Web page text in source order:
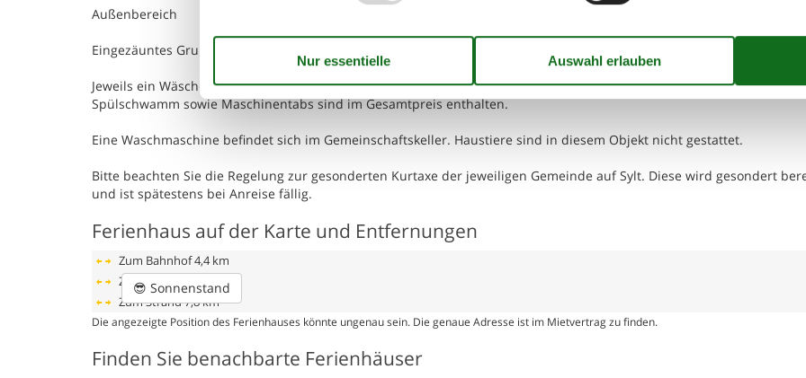
Außenbereich
Eingezäuntes Grundstück. Möblierte Terrasse mit extra Liegen sowie eigener Stellplatz für PKW, Radabstellplatz vorm
Jeweils ein Wäschepaket pro Person mit 2 Badetüchern, 2 Handtüchern Badvorleger sowie Geschirrtuch.
Spülschwamm sowie Maschinentabs sind im Gesamtpreis enthalten.
Eine Waschmaschine befindet sich im Gemeinschaftskeller. Haustiere sind in diesem Objekt nicht gestattet.
Bitte beachten Sie die Regelung zur gesonderten Kurtaxe der jeweiligen Gemeinde auf Sylt. Diese wird gesondert
und ist spätestens bei Anreise fällig.
Ferienhaus auf der Karte und Entfernungen
Zum Bahnhof4,4 km
Zum Flughafen
4,4 km
Zum Strand7,8 km
😎 Sonnenstand
Die angezeigte Position des Ferienhauses könnte ungenau sein. Die genaue Adresse ist im Mietvertrag zu finden.
Finden Sie benachbarte Ferienhäuser